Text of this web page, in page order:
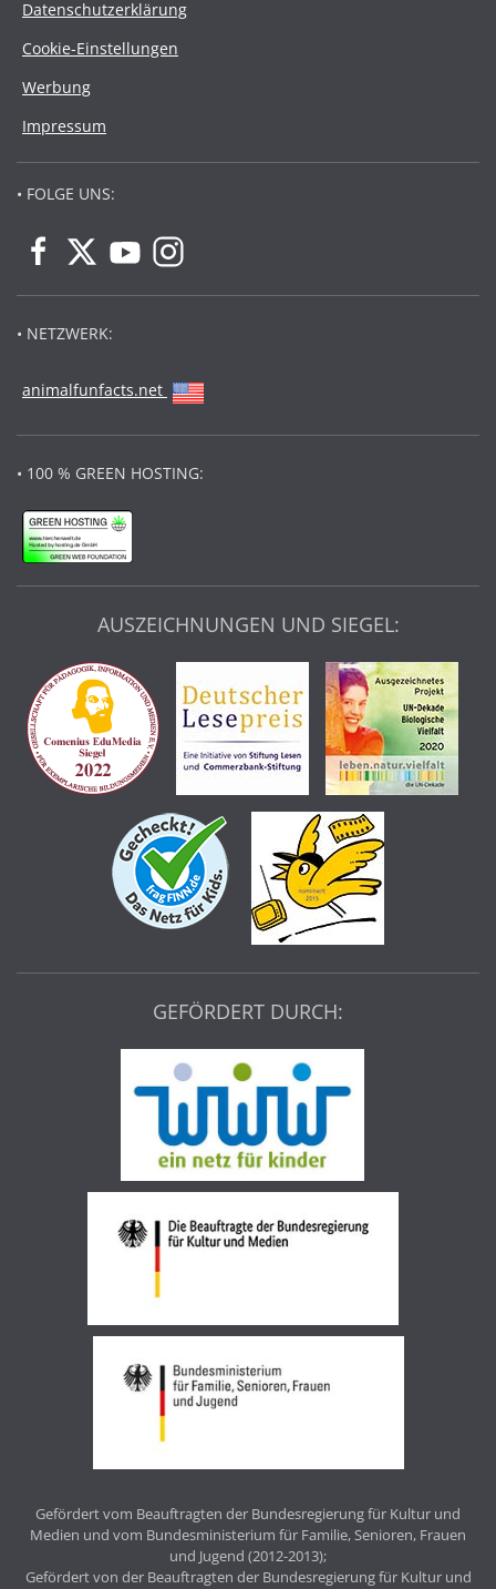
Datenschutzerklärung
Cookie-Einstellungen
Werbung
Impressum
• FOLGE UNS:
• NETZWERK:
animalfunfacts.net
• 100 % GREEN HOSTING:
AUSZEICHNUNGEN UND SIEGEL:
GEFÖRDERT DURCH:
Gefördert vom Beauftragten der Bundesregierung für Kultur und
Medien und vom Bundesministerium für Familie, Senioren, Frauen
und Jugend (2012-2013);
Gefördert von der Beauftragten der Bundesregierung für Kultur und